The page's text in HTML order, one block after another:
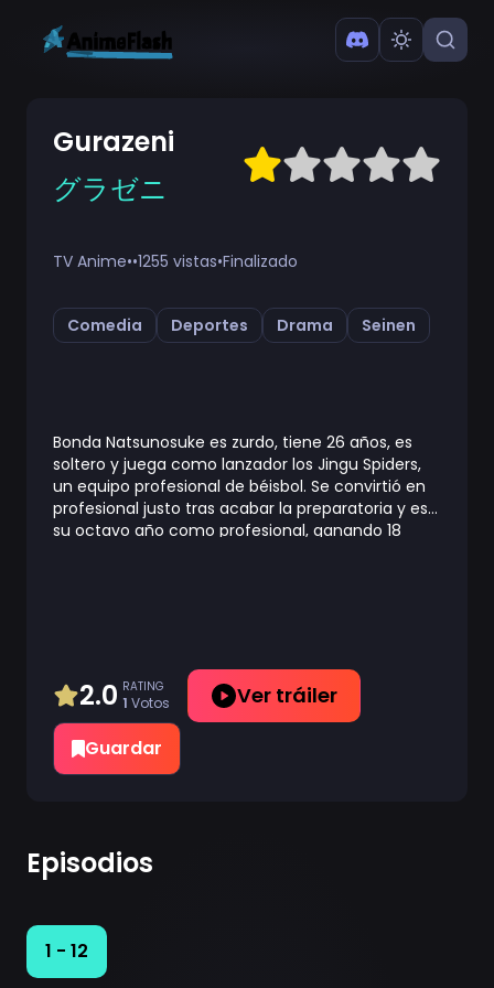
Gurazeni
グラゼニ
TV Anime••1255 vistas•Finalizado
Comedia Deportes Drama Seinen
Bonda Natsunosuke es zurdo, tiene 26 años, es
soltero y juega como lanzador los Jingu Spiders,
un equipo profesional de béisbol. Se convirtió en
profesional justo tras acabar la preparatoria y es
su octavo año como profesional, ganando 18
con un solo millón de yenes al año".
2.0 RATING
1 Votos Ver tráiler
Guardar
Episodios
1 - 12